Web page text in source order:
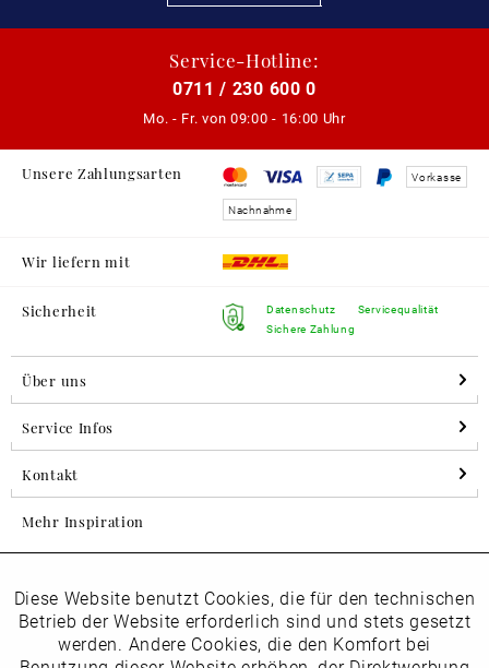
Service-Hotline:
0711 / 230 600 0
Mo. - Fr. von 09:00 - 16:00 Uhr
Unsere Zahlungsarten Vorkasse
Nachnahme
Wir liefern mit
Sicherheit
Datenschutz
Sichere Zahlung
Servicequalität
Über uns
Service Infos
Kontakt
Mehr Inspiration
Folgen Sie uns auf Instagram
horsch_schuhe
Funktionale Aktiv
Diese Website benutzt Cookies, die für den technischen
Betrieb der Website erforderlich sind und stets gesetzt
werden. Andere Cookies, die den Komfort bei